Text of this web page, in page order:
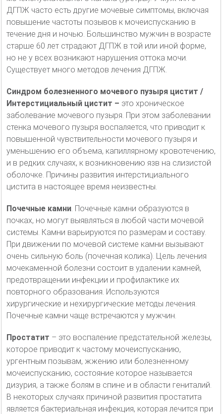
ДГПЖ часто есть другие мочевые симптомы, включая
повышение частоты позывов к мочеиспусканию в
течение дня и ночью. Большинство мужчин в возрасте
старше 60 лет страдают ДГПЖ в той или иной форме,
но не у всех возникают нарушения оттока мочи.
Существует много методов лечения ДГПЖ.
Синдром болезненного мочевого пузыря цистит /
Интерстициальный цистит – это хроническое
заболевание мочевого пузыря. При этом заболевании
стенка мочевого пузыря воспаляется, что приводит к
повышенной чувствительности мочевого пузыря и
уменьшению его объема, капиллярному кровотечению,
и в редких случаях, к возникновению язв на слизистой
оболочке. Причины развития интерстициального
цистита в настоящее время неизвестны.
Почечные камни. Почечные камни образуются в
почках, но могут выявляться в любой части мочевой
системы. Камни варьируются по размерам и составу.
При движении по мочевой системе камни вызывают
очень сильную боль (почечная колика). Цель лечения
мочекаменной болезни состоит в удалении камней,
предотвращении инфекции и профилактике их
повторного образования. Используются
хирургические и нехирургические методы лечения.
Почечные камни чаще встречаются у мужчин.
Простатит – это воспаление предстательной железы,
которое приводит к частому мочеиспусканию,
ургентным позывам, жжению или болезненному
мочеиспусканию, состояние которое называется
дизурия, а также болям в спине и в области гениталий.
В некоторых случаях причиной развития простатита
является бактериальная инфекция, которая лечится при